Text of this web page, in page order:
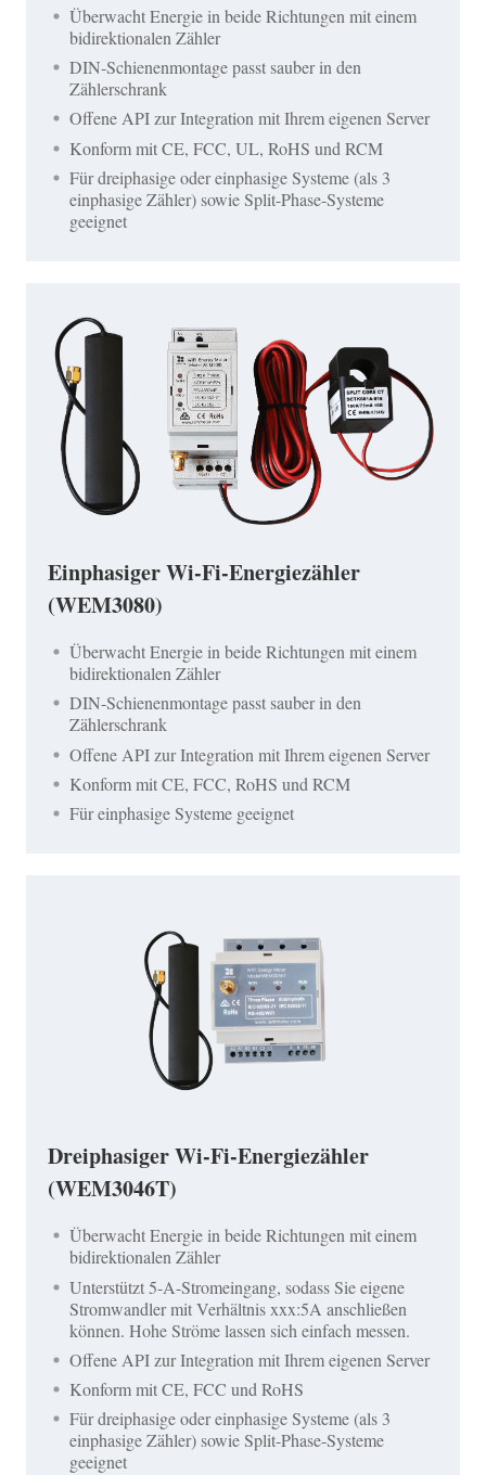
Überwacht Energie in beide Richtungen mit einem
bidirektionalen Zähler
DIN-Schienenmontage passt sauber in den
Zählerschrank
Offene API zur Integration mit Ihrem eigenen Server
Konform mit CE, FCC, UL, RoHS und RCM
Für dreiphasige oder einphasige Systeme (als 3
einphasige Zähler) sowie Split-Phase-Systeme
geeignet
Einphasiger Wi-Fi-Energiezähler
(WEM3080)
Überwacht Energie in beide Richtungen mit einem
bidirektionalen Zähler
DIN-Schienenmontage passt sauber in den
Zählerschrank
Offene API zur Integration mit Ihrem eigenen Server
Konform mit CE, FCC, RoHS und RCM
Für einphasige Systeme geeignet
Dreiphasiger Wi-Fi-Energiezähler
(WEM3046T)
Überwacht Energie in beide Richtungen mit einem
bidirektionalen Zähler
Unterstützt 5-A-Stromeingang, sodass Sie eigene
Stromwandler mit Verhältnis xxx:5A anschließen
können. Hohe Ströme lassen sich einfach messen.
Offene API zur Integration mit Ihrem eigenen Server
Konform mit CE, FCC und RoHS
Für dreiphasige oder einphasige Systeme (als 3
einphasige Zähler) sowie Split-Phase-Systeme
geeignet